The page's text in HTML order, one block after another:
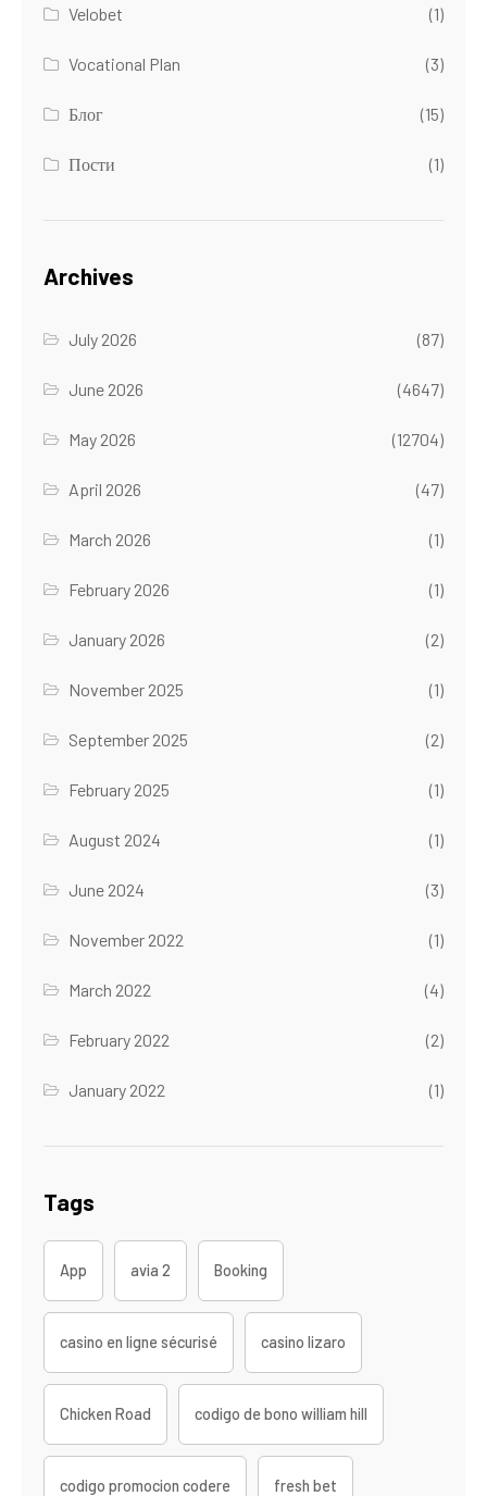
Velobet (1)
Vocational Plan (3)
Блог (15)
Пости (1)
Archives
July 2026 (87)
June 2026 (4647)
May 2026 (12704)
April 2026 (47)
March 2026 (1)
February 2026 (1)
January 2026 (2)
November 2025 (1)
September 2025 (2)
February 2025 (1)
August 2024 (1)
June 2024 (3)
November 2022 (1)
March 2022 (4)
February 2022 (2)
January 2022 (1)
Tags
App avia 2 Booking
casino en ligne sécurisé casino lizaro
Chicken Road codigo de bono william hill
codigo promocion codere fresh bet